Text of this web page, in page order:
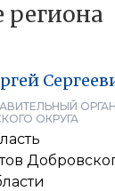
региона
ОКРУГА